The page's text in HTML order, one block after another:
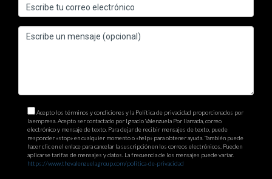
Acepto los términos y condiciones y la Política de privacidad proporcionados por
la empresa. Acepto ser contactado por Ignacio Valenzuela Por llamada, correo
electrónico y mensaje de texto. Para dejar de recibir mensajes de texto, puede
responder «stop» en cualquier momento o «help» para obtener ayuda. También puede
hacer clic en el enlace para cancelar la suscripción en los correos electrónicos. Pueden
aplicarse tarifas de mensajes y datos. La frecuencia de los mensajes puede variar.
https://www.thevalenzuelagroup.com/politica-de-privacidad